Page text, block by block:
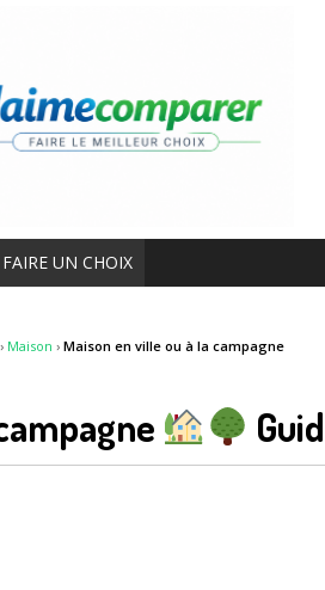
FAIRE UN CHOIX
› Maison › Maison en ville ou à la campagne